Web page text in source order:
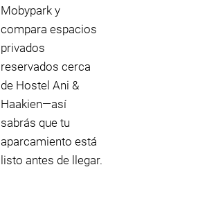
Mobypark y
compara espacios
privados
reservados cerca
de Hostel Ani &
Haakien—así
sabrás que tu
aparcamiento está
listo antes de llegar.